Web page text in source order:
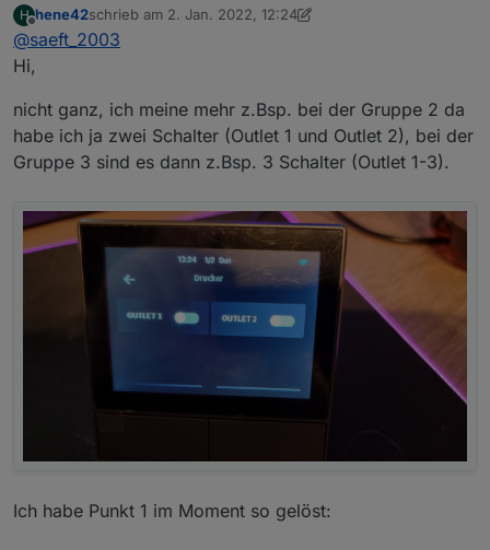
Zu 1 und 2 kann ich momentan nichts sagen.
Meinst du bei 3 den Name Index <zahl>? Das
# ctype scene doesn't have an uiid
# index "name   ", "ctype", uiid | name
  1: ["Index 1", "group", 1],
  2: ["Index 2", "group", 2],
  4: ["Index 4", "group", 4],
  5: ["Index 5", "group", 33],
  6: ["Index 6", "device", 52],
  7: ["Index 7", "device", 69],
  8: ["Index 8", "scene"],
  # set thermostat options
  static atc = {
    "id":     "thermostat",
H
Offline
hene42schrieb am 2. Jan. 2022, 12:24
zuletzt editiert von hene421. Feb. 2022, 13:26
@saeft_2003
Hi,
nicht ganz, ich meine mehr z.Bsp. bei der Gruppe 2 da
habe ich ja zwei Schalter (Outlet 1 und Outlet 2), bei der
Gruppe 3 sind es dann z.Bsp. 3 Schalter (Outlet 1-3).
Ich habe Punkt 1 im Moment so gelöst: